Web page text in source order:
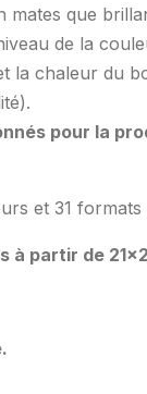
que
de la
la chaleur du
pour la
et 31
à partir de